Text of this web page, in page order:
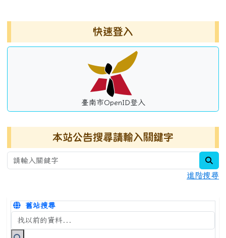
快速登入
臺南市OpenID登入
本站公告搜尋請輸入關鍵字
進階搜尋
舊站搜尋
搜尋台南市永康國小全球資訊網關鍵字